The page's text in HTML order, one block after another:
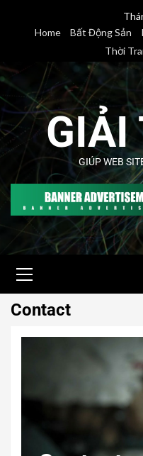
Home
Bất Động Sản
Thời
GIẢI
GIÚP WEB
Contact